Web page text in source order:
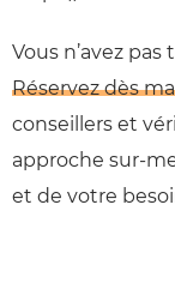
Vous n’avez
Réservez dès
conseillers et
approche sur-
et de votre